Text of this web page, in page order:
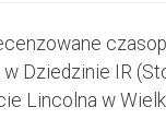
Dziedzinie IR
Lincolna w